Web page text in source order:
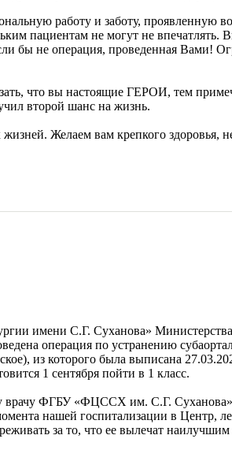
работу и заботу, проявленную
пациентам не могут не впечатлять.
бы не операция, проведенная Вами!
что вы настоящие ГЕРОИ, тем
второй шанс на жизнь.
Желаем вам крепкого
имени С.Г. Суханова»
операция по устранению
из которого была выписана
1 сентября пойти в 1 класс.
врачу ФГБУ «ФЦССХ им. С.Г.
нашей госпитализации в Центр,
за то, что ее вылечат наилучшим